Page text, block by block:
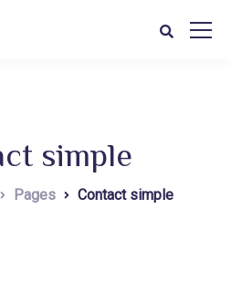
simple
Pages Contact simple